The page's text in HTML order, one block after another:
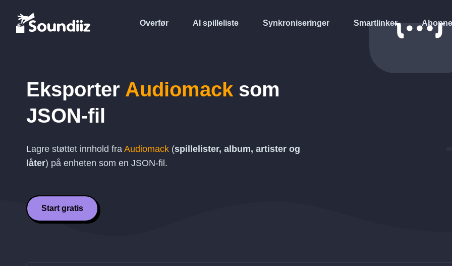
Overfør AI spilleliste Synkroniseringer Smartlinker
Eksporter Audiomack som
JSON-fil
Lagre støttet innhold fra Audiomack (spillelister, album, artister og
låter) på enheten som en JSON-fil.
Start gratis